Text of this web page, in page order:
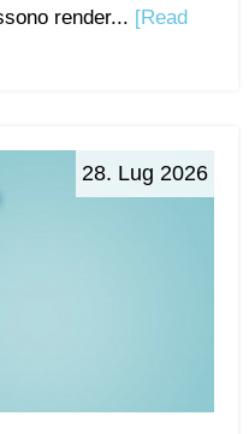
render... [Read
28. Lug 2026